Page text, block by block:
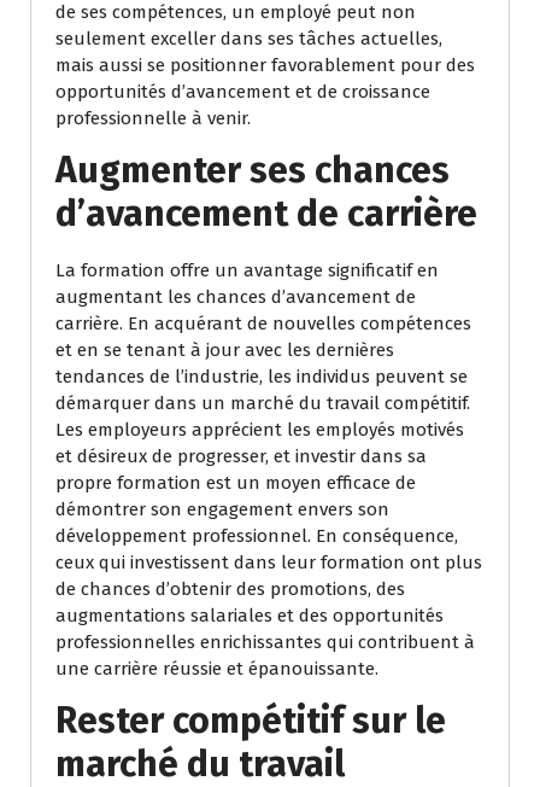
de ses compétences, un employé peut non
seulement exceller dans ses tâches actuelles,
mais aussi se positionner favorablement pour des
opportunités d’avancement et de croissance
professionnelle à venir.
Augmenter ses chances
d’avancement de carrière
La formation offre un avantage significatif en
augmentant les chances d’avancement de
carrière. En acquérant de nouvelles compétences
et en se tenant à jour avec les dernières
tendances de l’industrie, les individus peuvent se
démarquer dans un marché du travail compétitif.
Les employeurs apprécient les employés motivés
et désireux de progresser, et investir dans sa
propre formation est un moyen efficace de
démontrer son engagement envers son
développement professionnel. En conséquence,
ceux qui investissent dans leur formation ont plus
de chances d’obtenir des promotions, des
augmentations salariales et des opportunités
professionnelles enrichissantes qui contribuent à
une carrière réussie et épanouissante.
Rester compétitif sur le
marché du travail